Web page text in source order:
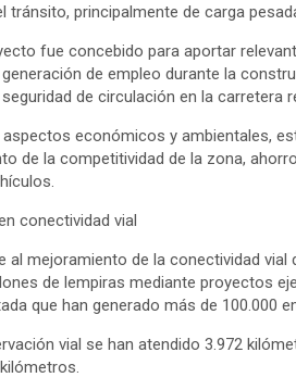
tránsito, principalmente de carga
fue concebido para aportar
de empleo durante la
de circulación en la carretera
aspectos económicos y ambientales,
de la competitividad de la zona,
conectividad vial
al mejoramiento de la conectividad vial
de lempiras mediante proyectos
que han generado más de 100.000
vial se han atendido 3.972